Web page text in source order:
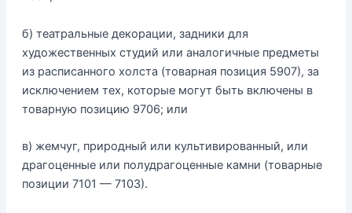
б) театральные декорации, задники для
художественных студий или аналогичные предметы
из расписанного холста (товарная позиция 5907), за
исключением тех, которые могут быть включены в
товарную позицию 9706; или
в) жемчуг, природный или культивированный, или
драгоценные или полудрагоценные камни (товарные
позиции 7101 — 7103).